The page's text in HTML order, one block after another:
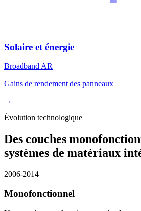
Solaire et énergie
Broadband AR
Gains de rendement des panneaux
→
Évolution technologique
Des couches
systèmes de matériaux
2006-2014
Monofonctionnel